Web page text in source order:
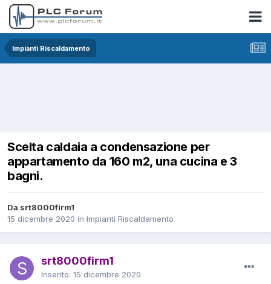
Impianti Riscaldamento
Scelta caldaia a condensazione per
appartamento da 160 m2, una cucina e 3
bagni.
Da srt8000firm1
15 dicembre 2020 in Impianti Riscaldamento
srt8000firm1
Inserito: 15 dicembre 2020